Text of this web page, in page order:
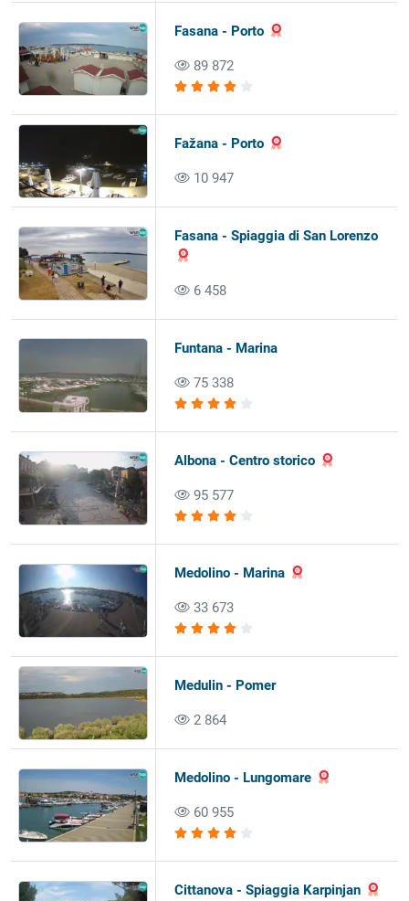
Fasana - Porto
89 872
Fažana - Porto
10 947
Fasana - Spiaggia di San Lorenzo
6 458
Funtana - Marina
75 338
Albona - Centro storico
95 577
Medolino - Marina
33 673
Medulin - Pomer
2 864
Medolino - Lungomare
60 955
Cittanova - Spiaggia Karpinjan